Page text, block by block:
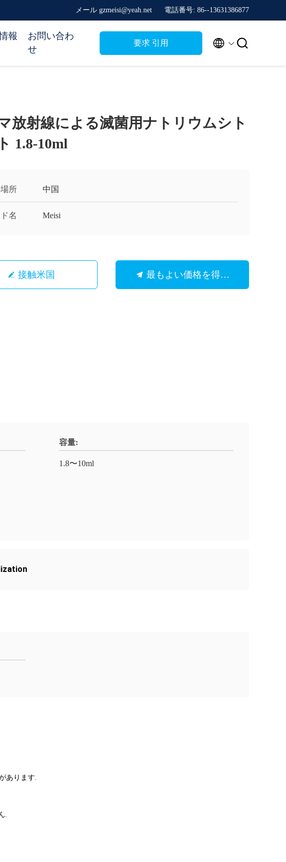
メール gzmeisi@yeah.net 電話番号: 86--13631386877
報
お問い合わ
せ
要求 引用  
放射線による滅菌用ナトリウムシト
1.8-10ml
所 中国
名 Meisi
接触米国 最もよい価格を得なさい
容量:
1.8〜10ml
あります.
.